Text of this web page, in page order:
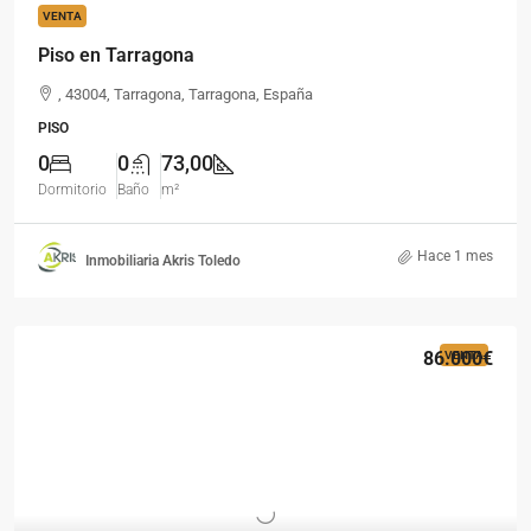
VENTA
Piso en Tarragona
, 43004, Tarragona, Tarragona, España
PISO
0
Dormitorio
0
Baño
73,00
m²
Inmobiliaria Akris Toledo Hace 1 mes
VENTA
86.000€